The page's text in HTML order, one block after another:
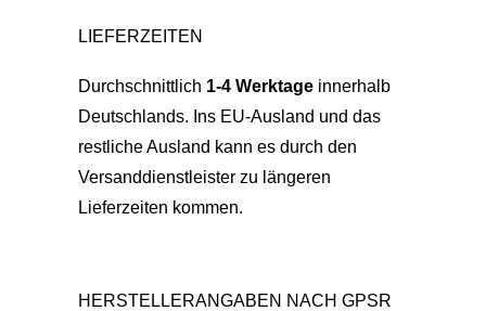
LIEFERZEITEN
Durchschnittlich 1-4 Werktage innerhalb
Deutschlands. Ins EU-Ausland und das
restliche Ausland kann es durch den
Versanddienstleister zu längeren
Lieferzeiten kommen.
HERSTELLERANGABEN NACH GPSR